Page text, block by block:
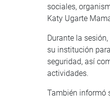
sociales,
Katy Ugarte
Durante la
su institución
seguridad, así
actividades.
También informó